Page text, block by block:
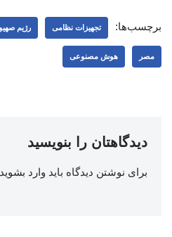
برچسب‌ها: تجهیزات نظامی رژیم
مصر هوش مصنوعی
دیدگاهتان را بنویسید
برای نوشتن دیدگاه باید وارد بشوید